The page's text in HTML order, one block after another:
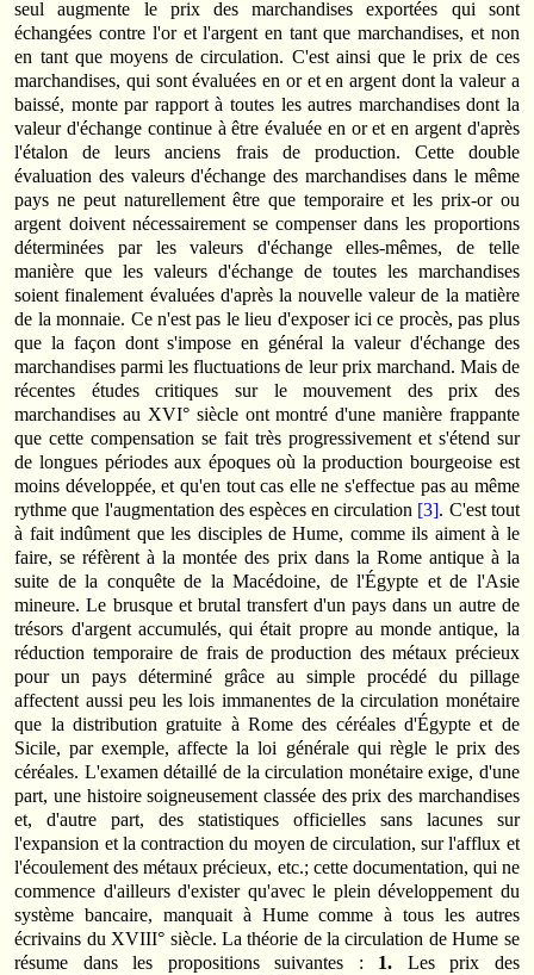
seul augmente le prix des marchandises exportées qui sont
échangées contre l'or et l'argent en tant que marchandises, et non
en tant que moyens de circulation. C'est ainsi que le prix de ces
marchandises, qui sont évaluées en or et en argent dont la valeur a
baissé, monte par rapport à toutes les autres marchandises dont la
valeur d'échange continue à être évaluée en or et en argent d'après
l'étalon de leurs anciens frais de production. Cette double
évaluation des valeurs d'échange des marchandises dans le même
pays ne peut naturellement être que temporaire et les prix-or ou
argent doivent nécessairement se compen­ser dans les proportions
déterminées par les valeurs d'échange elles-mêmes, de telle
manière que les valeurs d'échange de toutes les marchandises
soient finalement évaluées d'après la nouvelle valeur de la matière
de la monnaie. Ce n'est pas le lieu d'exposer ici ce procès, pas plus
que la façon dont s'impose en général la valeur d'échange des
marchandises parmi les fluctuations de leur prix marchand. Mais de
récentes études critiques sur le mouvement des prix des
marchandises au XVI° siècle ont montré d'une manière frappante
que cette compensation se fait très progressivement et s'étend sur
de longues périodes aux époques où la production bourgeoise est
moins développée, et qu'en tout cas elle ne s'effectue pas au même
rythme que l'augmentation des espèces en circulation [3]. C'est tout
à fait indûment que les disciples de Hume, comme ils aiment à le
faire, se réfèrent à la montée des prix dans la Rome antique à la
suite de la conquête de la Macédoine, de l'Égypte et de l'Asie
mineure. Le brusque et brutal transfert d'un pays dans un autre de
trésors d'argent accumulés, qui était propre au monde antique, la
réduction temporaire de frais de production des métaux précieux
pour un pays déterminé grâce au simple procédé du pillage
affectent aussi peu les lois immanentes de la circulation monétaire
que la distribution gratuite à Rome des céréales d'Égypte et de
Sicile, par exemple, affecte la loi générale qui règle le prix des
céréales. L'examen détaillé de la circulation monétaire exige, d'une
part, une histoire soigneusement classée des prix des marchandises
et, d'autre part, des statistiques officielles sans lacunes sur
l'expansion et la contraction du moyen de circulation, sur l'afflux et
l'écoulement des métaux précieux, etc.; cette documentation, qui ne
commence d'ailleurs d'exister qu'avec le plein développement du
système bancaire, manquait à Hume comme à tous les autres
écrivains du XVIII° siècle. La théorie de la circulation de Hume se
résume dans les propositions suivantes : 1. Les prix des